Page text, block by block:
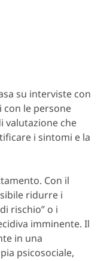
su interviste con
con le persone
valutazione che
i sintomi e la
Con il
ridurre i
rischio” o i
imminente. Il
in una
psicosociale,